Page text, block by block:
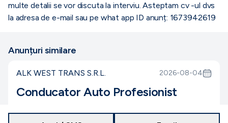
multe detalii se vor discuta la interviu. Asteptam cv -ul dvs
la adresa de e-mail sau pe what app ID anunț: 1673942619
Anunțuri similare
ALK WEST TRANS S.R.L. 2026-08-04
Conducator Auto Profesionist
Dambovita 15000- 16000lei
nedeterminat